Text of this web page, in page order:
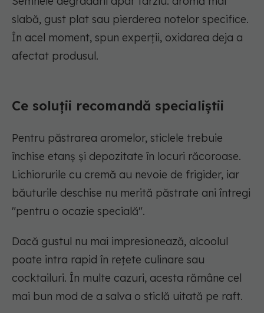
slabă, gust plat sau pierderea notelor specifice.
În acel moment, spun experții, oxidarea deja a
afectat produsul.
Ce soluții recomandă specialiștii
Pentru păstrarea aromelor, sticlele trebuie
închise etanș și depozitate în locuri răcoroase.
Lichiorurile cu cremă au nevoie de frigider, iar
băuturile deschise nu merită păstrate ani întregi
"pentru o ocazie specială".
Dacă gustul nu mai impresionează, alcoolul
poate intra rapid în rețete culinare sau
cocktailuri. În multe cazuri, acesta rămâne cel
mai bun mod de a salva o sticlă uitată pe raft.